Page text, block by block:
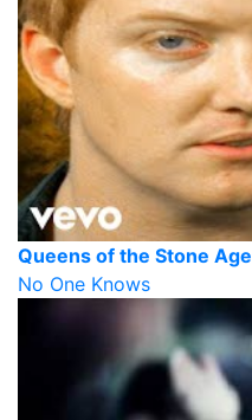
Queens of the Stone Age
No One Knows